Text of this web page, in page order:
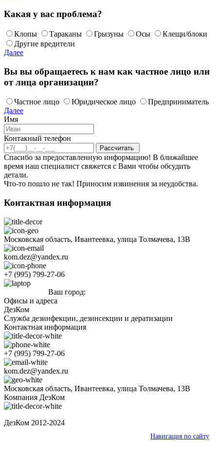
Какая у вас проблема?
Клопы Тараканы Грызуны Осы
Клещи/блоки
Другие вредители
Далее
Вы вы обращаетесь к нам как частное лицо или
от лица организации?
Частное лицо Юридическое лицо
Предприниматель
Далее
Имя
Контакный телефон
Спасибо за предоставленную информацию! В ближайшее
время наш специалист свяжется с Вами чтобы обсудить
детали.
Что-то пошло не так! Приносим извинения за неудобства.
Контактная информация
Московская область, Ивантеевка, улица Толмачева, 13В
kom.dez@yandex.ru
+7 (995) 799-27-06
Ваш город:
Офисы и адреса
ДезКом
Служба дезинфекции, дезинсекции и дератизации
Контактная информация
+7 (995) 799-27-06
kom.dez@yandex.ru
Московская область, Ивантеевка, улица Толмачева, 13В
Компания ДезКом
ДезКом 2012-2024
Навигация по сайту